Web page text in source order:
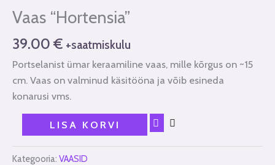
Vaas “Hortensia”
39.00 € +saatmiskulu
Portselanist ümar keraamiline vaas, mille kõrgus on ~15
cm. Vaas on valminud käsitööna ja võib esineda
konarusi vms.
LISA KORVI
Kategooria: VAASID